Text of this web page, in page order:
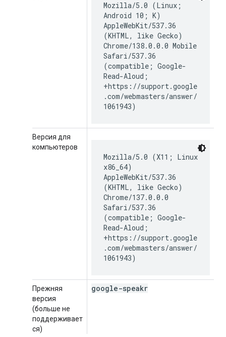
Mozilla/5.0 (Linux;
Android 10; K)
AppleWebKit/537.36
(KHTML, like Gecko)
Chrome/138.0.0.0 Mobile
Safari/537.36
(compatible; Google-
Read-Aloud;
+https://support.google
.com/webmasters/answer/
1061943)
Версия для
компьютеров
Mozilla/5.0 (X11; Linux
x86_64)
AppleWebKit/537.36
(KHTML, like Gecko)
Chrome/137.0.0.0
Safari/537.36
(compatible; Google-
Read-Aloud;
+https://support.google
.com/webmasters/answer/
1061943)
Прежняя
версия
(больше не
поддерживает
ся)
google-speakr